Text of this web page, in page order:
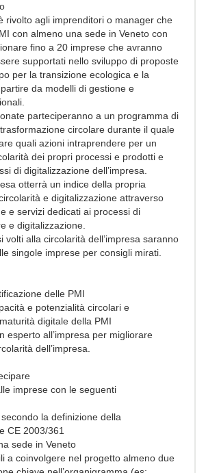
rivolto agli imprenditori o manager che
con almeno una sede in Veneto con
fino a 20 imprese che avranno
supportati nello sviluppo di proposte
per la transizione ecologica e la
da modelli di gestione e
parteciperanno a un programma di
circolare durante il quale
quali azioni intraprendere per un
dei propri processi e prodotti e
di digitalizzazione dell’impresa.
otterrà un indice della propria
e digitalizzazione attraverso
e servizi dedicati ai processi di
e digitalizzazione.
volti alla circolarità dell’impresa saranno
singole imprese per consigli mirati.
delle PMI
e potenzialità circolari e
digitale della PMI
esperto all’impresa per migliorare
dell’impresa.
imprese con le seguenti
la definizione della
CE 2003/361
sede in Veneto
a coinvolgere nel progetto almeno due